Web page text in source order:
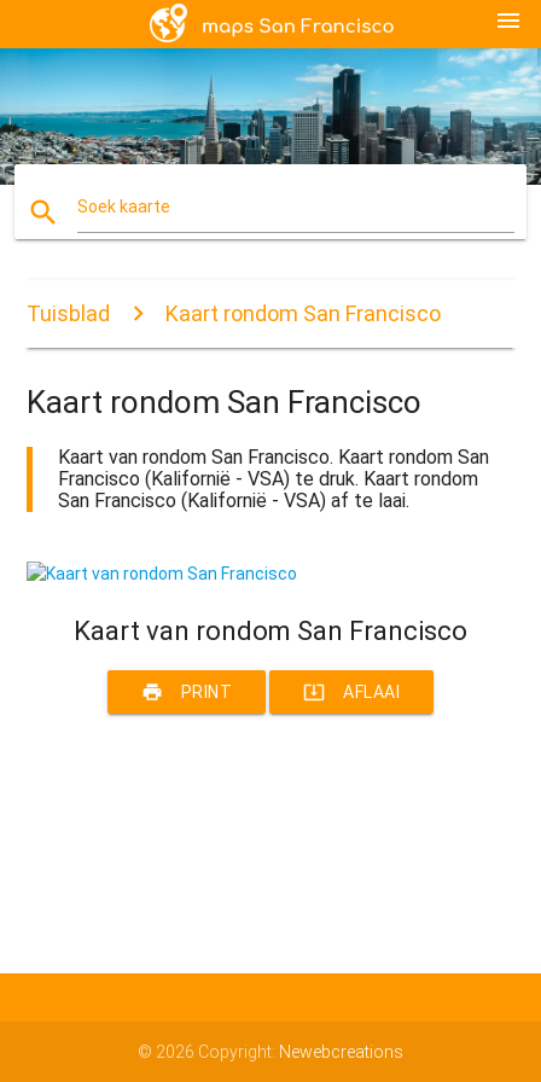
menu
search Soek kaarte
Tuisblad Kaart rondom San Francisco
Kaart rondom San Francisco
Kaart van rondom San Francisco. Kaart rondom San
Francisco (Kalifornië - VSA) te druk. Kaart rondom
San Francisco (Kalifornië - VSA) af te laai.
Kaart van rondom San Francisco
print PRINT system_update_alt AFLAAI
© 2026 Copyright: Newebcreations